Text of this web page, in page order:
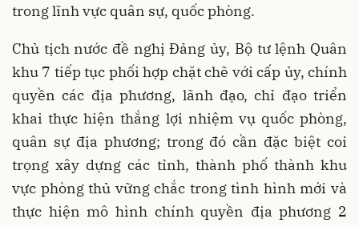
trong lĩnh vực quân sự, quốc phòng.
Chủ tịch nước đề nghị Đảng ủy, Bộ tư lệnh Quân
khu 7 tiếp tục phối hợp chặt chẽ với cấp ủy, chính
quyền các địa phương, lãnh đạo, chỉ đạo triển
khai thực hiện thắng lợi nhiệm vụ quốc phòng,
quân sự địa phương; trong đó cần đặc biệt coi
trọng xây dựng các tỉnh, thành phố thành khu
vực phòng thủ vững chắc trong tình hình mới và
thực hiện mô hình chính quyền địa phương 2